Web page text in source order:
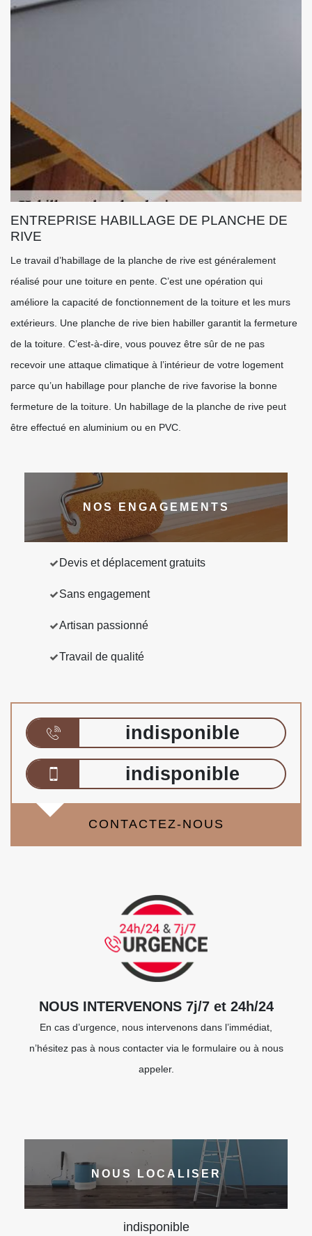
ENTREPRISE HABILLAGE DE PLANCHE DE
RIVE
Le travail d’habillage de la planche de rive est généralement
réalisé pour une toiture en pente. C’est une opération qui
améliore la capacité de fonctionnement de la toiture et les murs
extérieurs. Une planche de rive bien habiller garantit la fermeture
de la toiture. C’est-à-dire, vous pouvez être sûr de ne pas
recevoir une attaque climatique à l’intérieur de votre logement
parce qu’un habillage pour planche de rive favorise la bonne
fermeture de la toiture. Un habillage de la planche de rive peut
être effectué en aluminium ou en PVC.
NOS ENGAGEMENTS
Devis et déplacement gratuits
Sans engagement
Artisan passionné
Travail de qualité
indisponible
indisponible
CONTACTEZ-NOUS
NOUS INTERVENONS 7j/7 et 24h/24
En cas d’urgence, nous intervenons dans l’immédiat,
n’hésitez pas à nous contacter via le formulaire ou à nous
appeler.
NOUS LOCALISER
indisponible